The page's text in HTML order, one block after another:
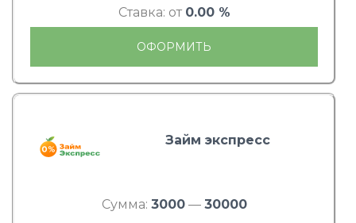
Ставка: от 0.00 %
ОФОРМИТЬ
Займ экспресс
Сумма: 3000— 30000